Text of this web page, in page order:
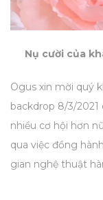
Nụ cười của
Ogus xin mời quý
backdrop 8/3/
nhiều cơ hội hơn
qua việc đồng
gian nghệ thuật